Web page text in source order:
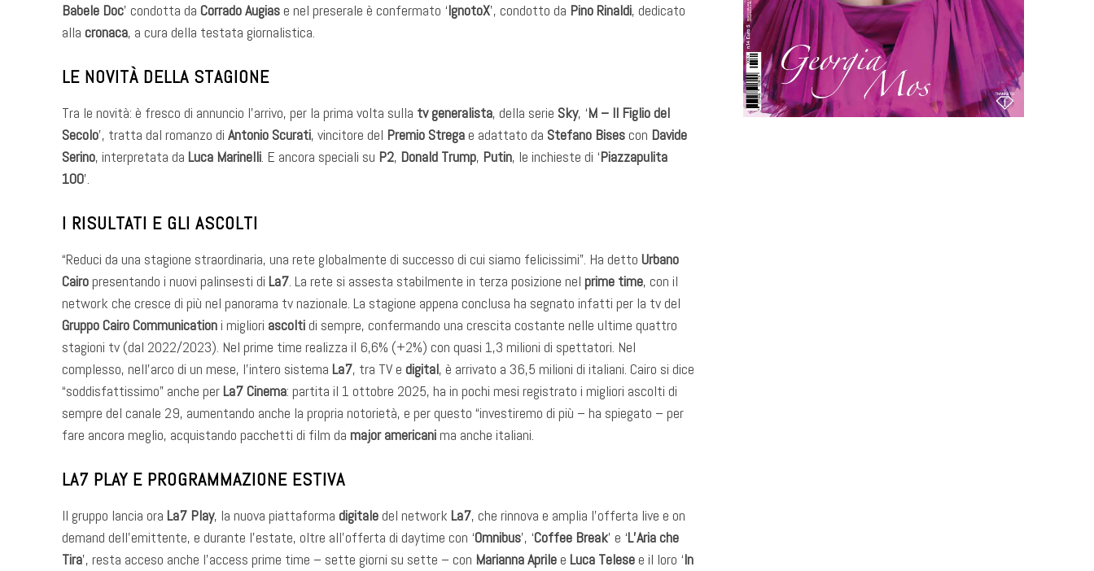
Babele Doc’ condotta da Corrado Augiase nel preserale è confermato ‘IgnotoX’, condotto da Pino Rinaldi, dedicato
alla cronaca, a cura della testata giornalistica.
LE NOVITÀ DELLA STAGIONE
Tra le novità: è fresco di annuncio l’arrivo, per la prima volta sulla tv generalista, della serie Sky, ‘M – Il Figlio del
Secolo’, tratta dal romanzo di Antonio Scurati, vincitore del Premio Stregae adattato da Stefano Bisescon Davide
Serino, interpretata da Luca Marinelli. E ancora speciali su P2, Donald Trump, Putin, le inchieste di ‘Piazzapulita
100’.
I RISULTATI E GLI ASCOLTI
“Reduci da una stagione straordinaria, una rete globalmente di successo di cui siamo felicissimi”. Ha detto Urbano
Cairopresentando i nuovi palinsesti di La7. La rete si assesta stabilmente in terza posizione nel prime time, con il
network che cresce di più nel panorama tv nazionale. La stagione appena conclusa ha segnato infatti per la tv del
Gruppo Cairo Communicationi migliori ascoltidi sempre, confermando una crescita costante nelle ultime quattro
stagioni tv (dal 2022/2023). Nel prime time realizza il 6,6% (+2%) con quasi 1,3 milioni di spettatori. Nel
complesso, nell’arco di un mese, l’intero sistema La7, tra TV e digital, è arrivato a 36,5 milioni di italiani. Cairo si dice
“soddisfattissimo” anche perLa7 Cinema: partita il 1 ottobre 2025, ha in pochi mesi registrato i migliori ascolti di
sempre del canale 29, aumentando anche la propria notorietà, e per questo “investiremo di più – ha spiegato – per
fare ancora meglio, acquistando pacchetti di film da major americanima anche italiani.
LA7 PLAY E PROGRAMMAZIONE ESTIVA
Il gruppo lancia ora La7 Play, la nuova piattaforma digitaledel network La7, che rinnova e amplia l’offerta live e on
demand dell’emittente, e durante l’estate, oltre all’offerta di daytime con ‘Omnibus’, ‘Coffee Break’ e ‘L’Aria che
Tira’, resta acceso anche l’access prime time – sette giorni su sette – con Marianna Aprilee Luca Telesee il loro ‘In